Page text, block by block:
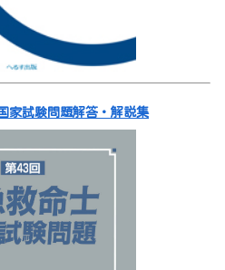
家試験問題解答・解説集